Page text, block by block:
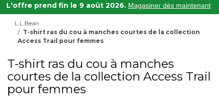
L'offre prend fin le 9 août 2026. Magasiner dès maintenant
L.L.Bean
T-shirt ras du cou à manches courtes de la collection
Access Trail pour femmes
T-shirt ras du cou à manches
courtes de la collection Access Trail
pour femmes